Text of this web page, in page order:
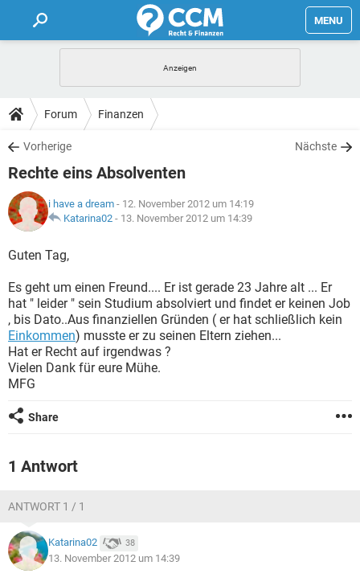
MENU
FORUM
TIPPS
Forum Finanzen
Vorherige Nächste
Rechte eins Absolventen
i have a dream - 12. November 2012 um 14:19
Katarina02 - 13. November 2012 um 14:39
Guten Tag,
Es geht um einen Freund.... Er ist gerade 23 Jahre alt ... Er
hat " leider " sein Studium absolviert und findet er keinen Job
, bis Dato..Aus finanziellen Gründen ( er hat schließlich kein
Einkommen) musste er zu seinen Eltern ziehen...
Hat er Recht auf irgendwas ?
Vielen Dank für eure Mühe.
MFG
Share
1 Antwort
ANTWORT 1 / 1
Katarina02 38
13. November 2012 um 14:39